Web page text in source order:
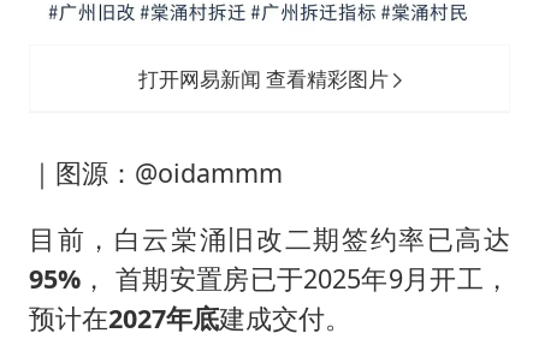
打开网易新闻 查看精彩图片
｜图源：@oidammm
目前，白云棠涌旧改二期签约率已高达
95%， 首期安置房已于2025年9月开工，
预计在2027年底建成交付。